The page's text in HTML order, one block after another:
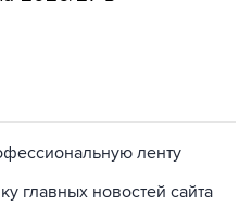
ленту
главных новостей сайта